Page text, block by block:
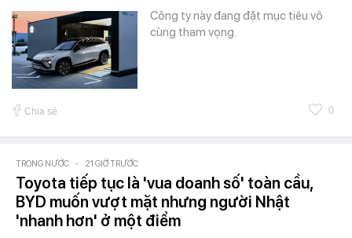
Công ty này đang đặt mục tiêu vô
cùng tham vọng.
Chia sẻ 0
TRONG NƯỚC - 21 GIỜ TRƯỚC
Toyota tiếp tục là 'vua doanh số' toàn cầu,
BYD muốn vượt mặt nhưng người Nhật
'nhanh hơn' ở một điểm